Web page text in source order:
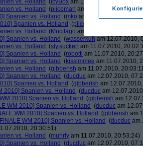
vs. Holland ( IcyBox am 11.07.2010, 17:22:38)
vs. Holland (piiceman am 11.07.2010,
Spanien vs. Holland (mko am 11.07.2010,
Spanien vs. Holland (piiceman
vs. Holland (Mucilago am 11.07.2010, 19:16:01)
Spanien vs. Holland (wasserkuh am 12.07.2010,
vs. Holland (sly.sucken am 11.07.2010,
Spanien vs. Holland (robotti am 11.07.2010,
Spanien vs. Holland (kissimmee am 11.07.2010,
vs. Holland (gibberish am 11.07.2010,
Spanien vs. Holland (ducduc am 12.07.2010,
Spanien vs. Holland (gibberish am
2010] Spanien vs. Holland (ducduc am
2010] Spanien vs. Holland (gibberish am
WM 2010] Spanien vs. Holland (ducduc am
WM 2010] Spanien vs. Holland (gibberish am
WM 2010] Spanien vs. Holland (ducduc am
20:30:51)
vs. Holland (muhrly am 11.07.2010, 20:53:24)
Spanien vs. Holland (ducduc am 12.07.2010,